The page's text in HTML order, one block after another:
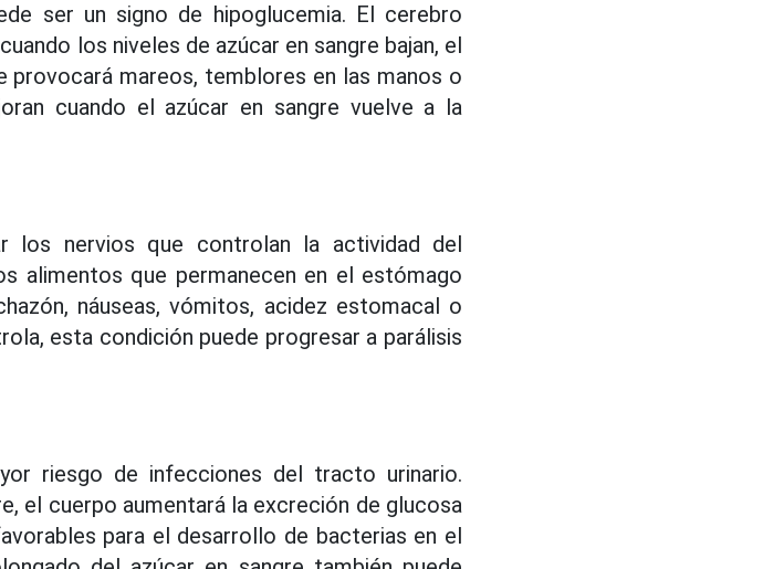
ser un signo de hipoglucemia. El cerebro
los niveles de azúcar en sangre bajan, el
mareos, temblores en las manos o
cuando el azúcar en sangre vuelve a la
los nervios que controlan la actividad del
alimentos que permanecen en el estómago
náuseas, vómitos, acidez estomacal o
esta condición puede progresar a parálisis
riesgo de infecciones del tracto urinario.
el cuerpo aumentará la excreción de glucosa
para el desarrollo de bacterias en el